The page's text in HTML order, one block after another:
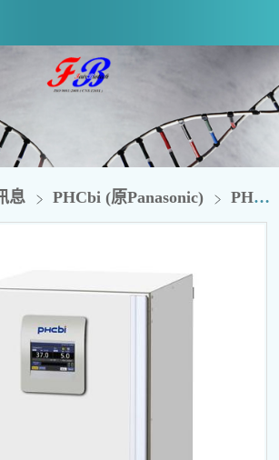
息 PHCbi (原Panasonic) PHCbi CO2培養箱